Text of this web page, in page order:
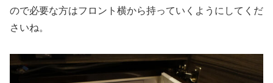
ので必要な方はフロント横から持っていくようにしてくだ
さいね。